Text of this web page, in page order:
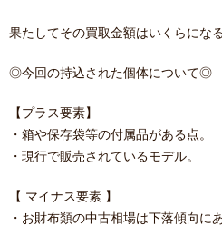
果たしてその買取金額はいくらにな
◎今回の持込された個体について◎
【プラス要素】
・箱や保存袋等の付属品がある点。
・現行で販売されているモデル。
【 マイナス要素 】
・お財布類の中古相場は下落傾向に